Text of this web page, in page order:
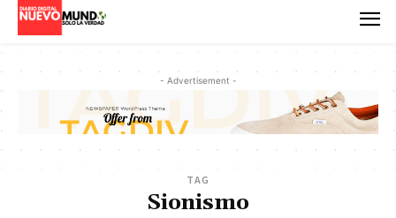
- Advertisement -
TAG
Sionismo